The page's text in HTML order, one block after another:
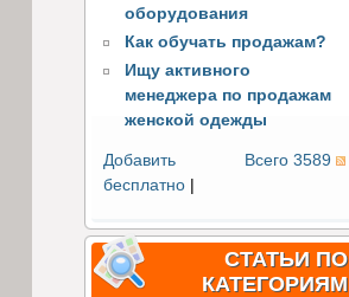
оборудования
Как обучать продажам?
Ищу активного
менеджера по продажам
женской одежды
Всего 3589
Добавить
бесплатно|
СТАТЬИ ПО
КАТЕГОРИЯМ